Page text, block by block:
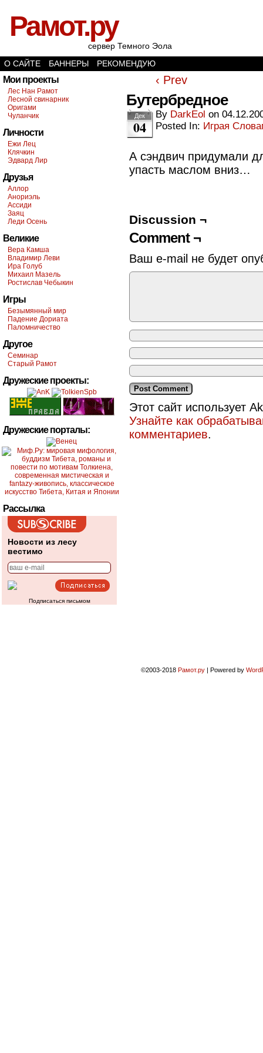
Рамот.ру
сервер Темного Эола
О САЙТЕ
БАННЕРЫ РЕКОМЕНДУЮ
Мои проекты
Лес Нан Рамот
Лесной свинарник
Оригами
Чуланчик
Личности
Ежи Лец
Клячкин
Эдвард Лир
Друзья
Аллор
Анориэль
Ассиди
Заяц
Леди Осень
Великие
Вера Камша
Владимир Леви
Ира Голуб
Михаил Мазель
Ростислав Чебыкин
Игры
Безымянный мир
Падение Дориата
Паломничество
Другое
Семинар
Старый Рамот
Дружеские проекты:
Дружеские порталы:
Рассылка
Новости из лесу
вестимо
Подписаться письмом
‹ Prev
Бутербредное
Дек
04
By DarkEol on
Posted In: Играя
А сэндвич придумали
упасть маслом вниз…
Discussion ¬
Comment ¬
Ваш e-mail не будет
Этот сайт использует
Узнайте как
комментариев.
©2003-2018 Рамот.ру | Powered by